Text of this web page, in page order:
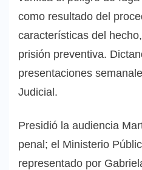
como resultado del
características del
prisión preventiva.
presentaciones
Judicial.
Presidió la audiencia
penal; el Ministerio
representado por